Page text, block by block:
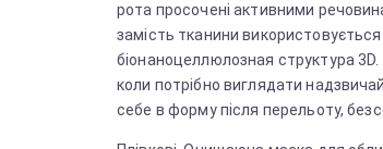
рота просочені активними
замість тканини використовується
біонаноцеллюлозная структура 3D.
коли потрібно виглядати
себе в форму після перельоту,